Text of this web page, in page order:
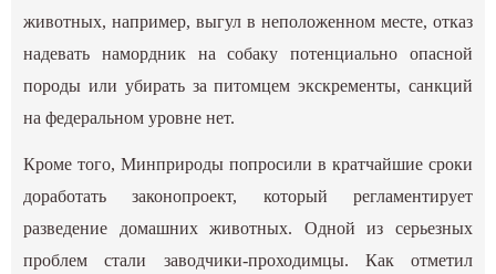
животных, например, выгул в неположенном месте, отказ
надевать намордник на собаку потенциально опасной
породы или убирать за питомцем экскременты, санкций
на федеральном уровне нет.
Кроме того, Минприроды попросили в кратчайшие сроки
доработать законопроект, который регламентирует
разведение домашних животных. Одной из серьезных
проблем стали заводчики-проходимцы. Как отметил